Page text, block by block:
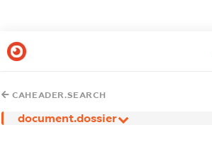
CAHEADER.SEARCH
document.dossier